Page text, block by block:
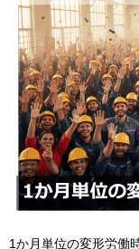
1か月単位の変形労働